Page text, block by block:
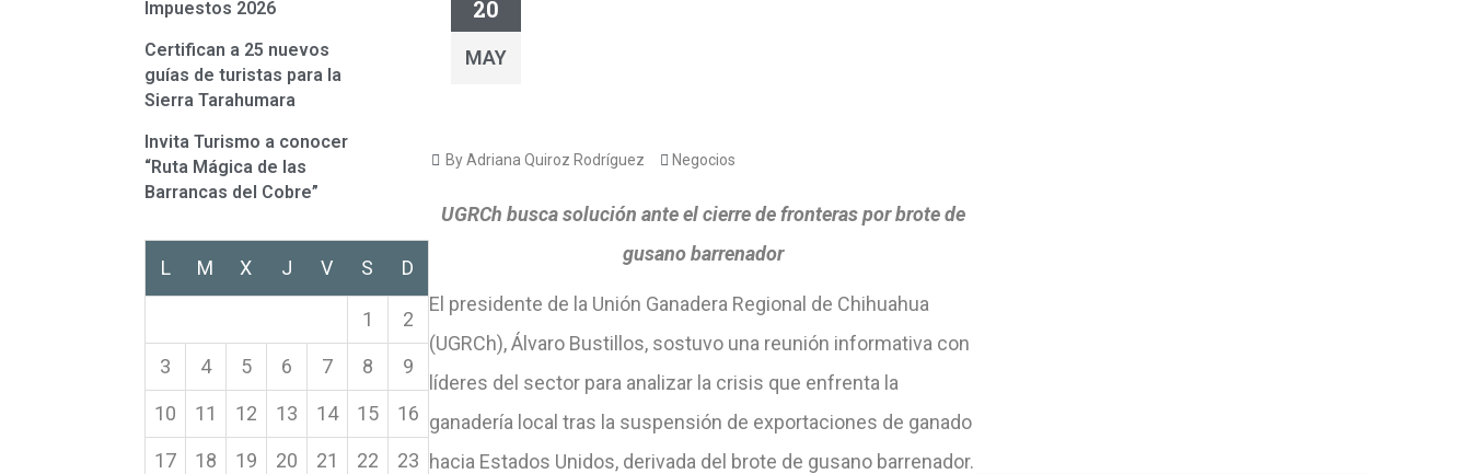
Impuestos 2026
Certifican a 25 nuevos
guías de turistas para la
Sierra Tarahumara
Invita Turismo a conocer
“Ruta Mágica de las
Barrancas del Cobre”
L M X J V S D
1 2
3 4 5 6 7 8 9
10 11 12 13 14 15 16
17 18 19 20 21 22 23
20
MAY
By Adriana Quiroz Rodríguez Negocios
UGRCh busca solución ante el cierre de fronteras por brote de
gusano barrenador
El presidente de la Unión Ganadera Regional de Chihuahua
(UGRCh), Álvaro Bustillos, sostuvo una reunión informativa con
líderes del sector para analizar la crisis que enfrenta la
ganadería local tras la suspensión de exportaciones de ganado
hacia Estados Unidos, derivada del brote de gusano barrenador.